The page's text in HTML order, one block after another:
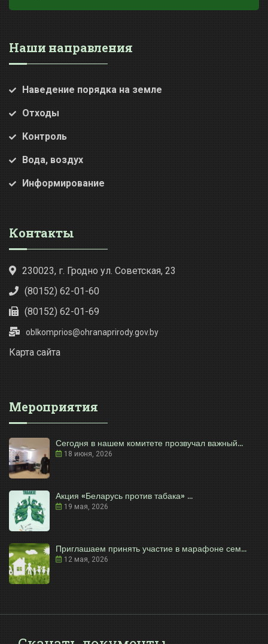
Наши направления
Наведение порядка на земле
Отходы
Контроль
Вода, воздух
Информирование
Контакты
230023, г. Гродно ул. Советская, 23
(80152) 62-01-60
(80152) 62-01-69
oblkomprios@ohranaprirody.gov.by
Карта сайта
Мероприятия
Сегодня в нашем комитете прозвучал важный...
18 июня, 2026
Акция «Беларусь против табака» ...
19 мая, 2026
Приглашаем принять участие в марафоне сем...
12 мая, 2026